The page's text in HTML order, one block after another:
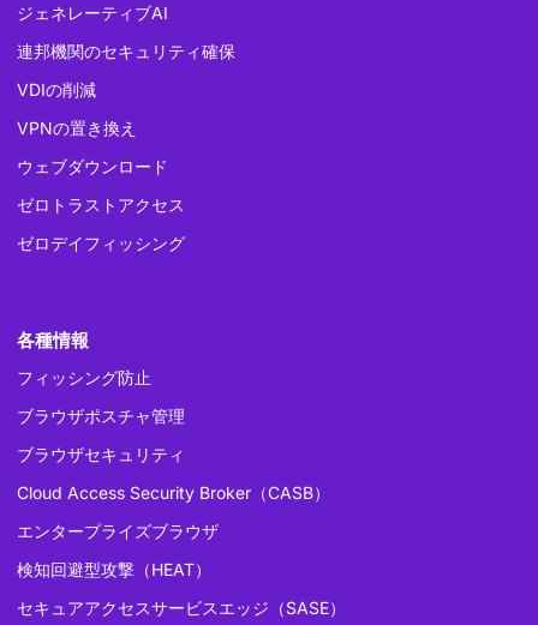
ジェネレーティブAI
連邦機関のセキュリティ確保
VDIの削減
VPNの置き換え
ウェブダウンロード
ゼロトラストアクセス
ゼロデイフィッシング
各種情報
フィッシング防止
ブラウザポスチャ管理
ブラウザセキュリティ
Cloud Access Security Broker（CASB）
エンタープライズブラウザ
検知回避型攻撃（HEAT）
セキュアアクセスサービスエッジ（SASE）